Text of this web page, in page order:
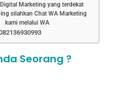
Marketing yang terdekat
silahkan Chat WA Marketing
kami melalui WA
Seorang ?